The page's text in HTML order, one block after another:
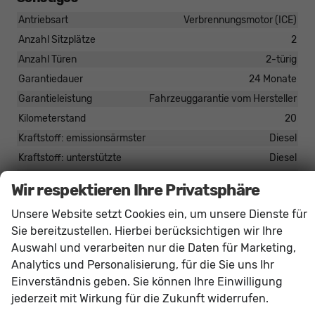
Antriebsart
Verbrennungsmotor (ICE)
Anzahl Sitzplätze
2
Anzahl Türen
2-türig
Garantiedauer
24 Monate
Garantieleistung
Fahrzeuggarantie vom Hersteller
Kilometerstand
20
Kraftstoff: emissionsärmster
Diesel
Kraftstoff: unterstützte
Diesel
Rußpartikelfilter / SCR
vorhanden
Serienausstattungen
Innen
Carbondekor
vorhanden
Wir respektieren Ihre Privatsphäre
Unsere Website setzt Cookies ein, um unsere Dienste für
Sie bereitzustellen. Hierbei berücksichtigen wir Ihre
Auswahl und verarbeiten nur die Daten für Marketing,
Analytics und Personalisierung, für die Sie uns Ihr
Einverständnis geben. Sie können Ihre Einwilligung
jederzeit mit Wirkung für die Zukunft widerrufen.